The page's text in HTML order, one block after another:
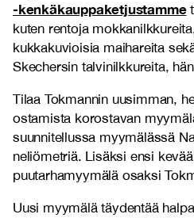
-kenkäkauppaketjustamme
kuten rentoja
kukkakuvioisia maihareita
Skechersin talvinilkkureita,
Tilaa Tokmannin uusimman,
ostamista korostavan
suunnitellussa myymälässä
neliömetriä. Lisäksi ensi
puutarhamyymälä osaksi
Uusi myymälä täydentää